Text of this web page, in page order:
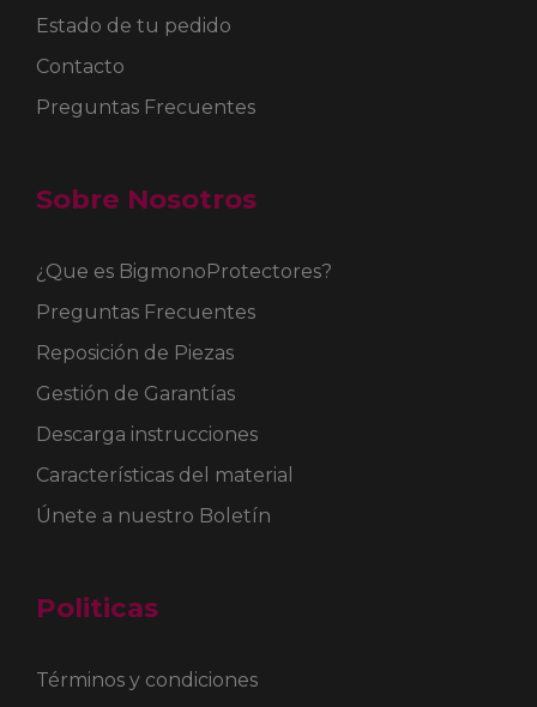
Estado de tu pedido
Contacto
Preguntas Frecuentes
Sobre Nosotros
¿Que es BigmonoProtectores?
Preguntas Frecuentes
Reposición de Piezas
Gestión de Garantías
Descarga instrucciones
Características del material
Únete a nuestro Boletín
Politicas
Términos y condiciones